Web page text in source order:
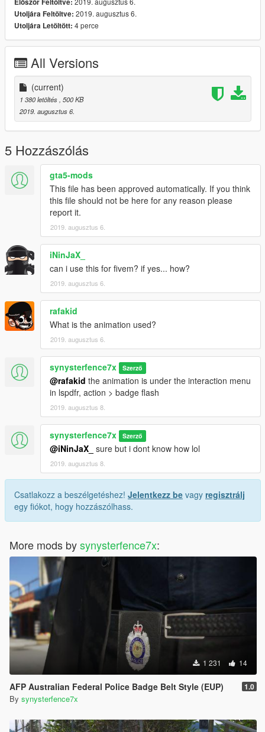
Utoljára Feltöltve: 2019. augusztus 6.
Utoljára Letöltött: 4 perce
All Versions
(current)
1 380 letöltés , 500 KB
2019. augusztus 6.
5 Hozzászólás
gta5-mods
This file has been approved automatically. If you think
this file should not be here for any reason please
report it.
2019. augusztus 6.
iNinJaX_
can i use this for fivem? if yes... how?
2019. augusztus 6.
rafakid
What is the animation used?
2019. augusztus 6.
synysterfence7x Szerző
@rafakid the animation is under the interaction menu
in lspdfr, action > badge flash
2019. augusztus 8.
synysterfence7x Szerző
@iNinJaX_ sure but i dont know how lol
2019. augusztus 8.
Csatlakozz a beszélgetéshez! Jelentkezz be vagy regisztrálj
egy fiókot, hogy hozzászólhass.
More mods bysynysterfence7x:
1 231 14
AFP Australian Federal Police Badge Belt Style (EUP) 1.0
By synysterfence7x